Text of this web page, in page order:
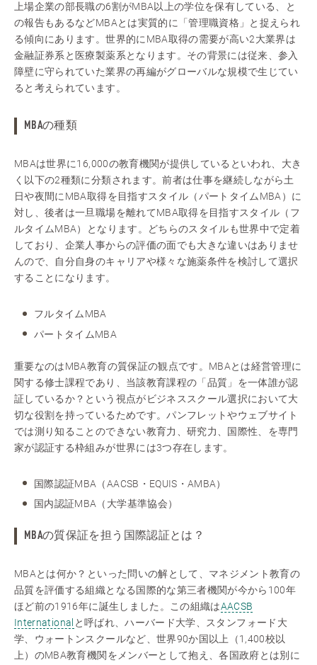
上場企業の部長職の6割がMBA以上の学位を保有している、と
の報告もあるなどMBAとは実質的に「管理職資格」と捉えられ
る傾向にあります。世界的にMBA取得の需要が高い2大業界は
金融証券系と医療製薬系となります。その背景には従来、参入
障壁に守られていた業界の再編がグローバルな規模で生じてい
ると考えられています。
MBAの種類
MBAは世界に16,000の教育機関が提供しているといわれ、大き
く以下の2種類に分類されます。前者は仕事を継続しながら土
日や夜間にMBA取得を目指すスタイル（パートタイムMBA）に
対し、後者は一旦職場を離れてMBA取得を目指すスタイル（フ
ルタイムMBA）となります。どちらのスタイルも世界中で定着
しており、企業人事からの評価の面でも大きな違いはありませ
んので、自分自身のキャリアや様々な施薬条件を検討して選択
することになります。
フルタイムMBA
パートタイムMBA
重要なのはMBA教育の質保証の観点です。MBAとは経営管理に
関する修士課程であり、当該教育課程の「品質」を一体誰が認
証しているか？という視点がビジネススクール選択において大
切な役割を持っているためです。パンフレットやウェブサイト
では測り知ることのできない教育力、研究力、国際性、を専門
家が認証する枠組みが世界には3つ存在します。
国際認証MBA（AACSB・EQUIS・AMBA）
国内認証MBA（大学基準協会）
MBAの質保証を担う国際認証とは？
MBAとは何か？といった問いの解として、マネジメント教育の
品質を評価する組織となる国際的な第三者機関が今から100年
ほど前の1916年に誕生しました。この組織はAACSB
International と呼ばれ、ハーバード大学、スタンフォード大
学、ウォートンスクールなど、世界90か国以上（1,400校以
上）のMBA教育機関をメンバーとして抱え、各国政府とは別に